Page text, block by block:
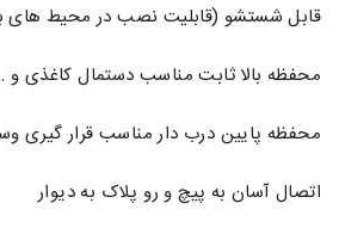
قابل شستشو (قابلیت نصب در محیط های
محفظه بالا ثابت مناسب دستمال کاغذی و
محفظه پایین درب دار مناسب قرار گیری
اتصال آسان به پیچ و رو پلاک به دیوار